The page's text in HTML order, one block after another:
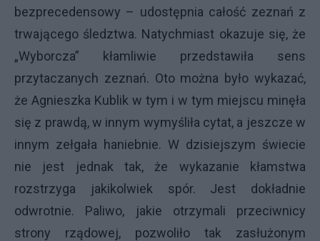
bezprecedensowy – udostępnia całość zeznań z
trwającego śledztwa. Natychmiast okazuje się, że
„Wyborcza” kłamliwie przedstawiła sens
przytaczanych zeznań. Oto można było wykazać,
że Agnieszka Kublik w tym i w tym miejscu minęła
się z prawdą, w innym wymyśliła cytat, a jeszcze w
innym zełgała haniebnie. W dzisiejszym świecie
nie jest jednak tak, że wykazanie kłamstwa
rozstrzyga jakikolwiek spór. Jest dokładnie
odwrotnie. Paliwo, jakie otrzymali przeciwnicy
strony rządowej, pozwoliło tak zasłużonym